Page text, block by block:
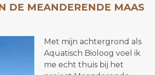
DE MEANDERENDE MAAS
Met mijn achtergrond als
Aquatisch Bioloog voel ik
me echt thuis bij het